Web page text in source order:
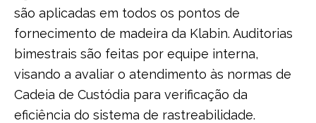
são aplicadas em todos os pontos de
fornecimento de madeira da Klabin. Auditorias
bimestrais são feitas por equipe interna,
visando a avaliar o atendimento às normas de
Cadeia de Custódia para verificação da
eficiência do sistema de rastreabilidade.